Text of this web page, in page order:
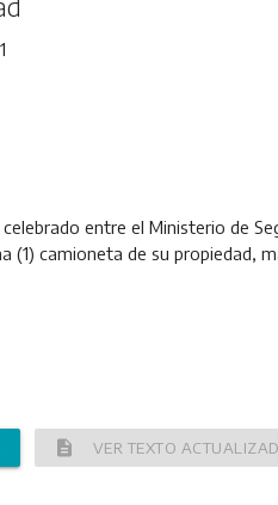
entre el Ministerio de
camioneta de su propiedad,
description VER TEXTO